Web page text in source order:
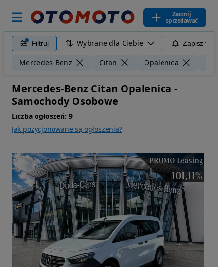
Zacznij
sprzedawać
Filtruj Wybrane dla Ciebie Zapisz
Mercedes-Benz Citan Opalenica
Mercedes-Benz Citan Opalenica -
Samochody Osobowe
Liczba ogłoszeń: 9
Jak pozycjonowane są ogłoszenia?